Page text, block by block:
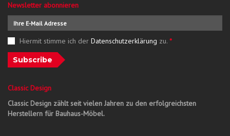
Newsletter abonnieren
Hiermit stimme ich der Datenschutzerklärung zu. *
Subscribe
Classic Design
Classic Design zählt seit vielen Jahren zu den erfolgreichsten
Herstellern für Bauhaus-Möbel.